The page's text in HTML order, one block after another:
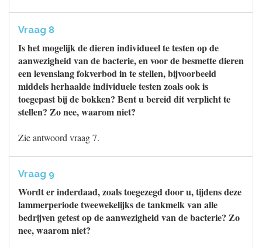
Vraag 8
Is het mogelijk de dieren individueel te testen op de
aanwezigheid van de bacterie, en voor de besmette dieren
een levenslang fokverbod in te stellen, bijvoorbeeld
middels herhaalde individuele testen zoals ook is
toegepast bij de bokken? Bent u bereid dit verplicht te
stellen? Zo nee, waarom niet?
Zie antwoord vraag 7.
Vraag 9
Wordt er inderdaad, zoals toegezegd door u, tijdens deze
lammerperiode tweewekelijks de tankmelk van alle
bedrijven getest op de aanwezigheid van de bacterie? Zo
nee, waarom niet?